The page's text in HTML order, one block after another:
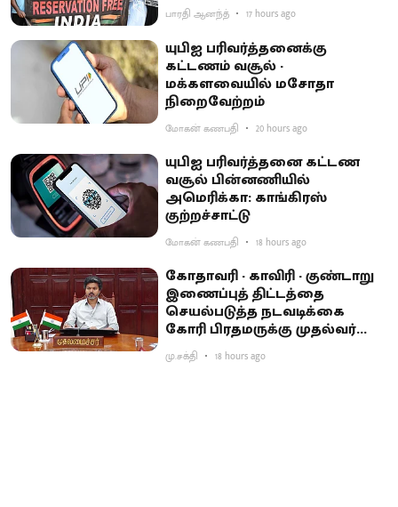
பாரதி ஆனந்த் 17 hours ago
யுபிஐ பரிவர்த்தனைக்கு
கட்டணம் வசூல் -
மக்களவையில் மசோதா
நிறைவேற்றம்
மோகன் கணபதி 20 hours ago
யுபிஐ பரிவர்த்தனை கட்டண
வசூல் பின்னணியில்
அமெரிக்கா: காங்கிரஸ்
குற்றச்சாட்டு
மோகன் கணபதி 18 hours ago
கோதாவரி - காவிரி - குண்டாறு
இணைப்புத் திட்டத்தை
செயல்படுத்த நடவடிக்கை
கோரி பிரதமருக்கு முதல்வர்
விஜய் கடிதம்
மு.சக்தி 18 hours ago